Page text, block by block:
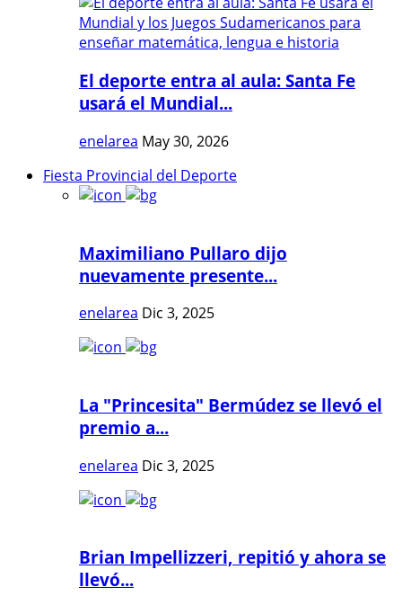
El deporte entra al aula: Santa Fe
usará el Mundial...
enelarea May 30, 2026
Fiesta Provincial del Deporte
Maximiliano Pullaro dijo
nuevamente presente...
enelarea Dic 3, 2025
La "Princesita" Bermúdez se llevó el
premio a...
enelarea Dic 3, 2025
Brian Impellizzeri, repitió y ahora se
llevó...